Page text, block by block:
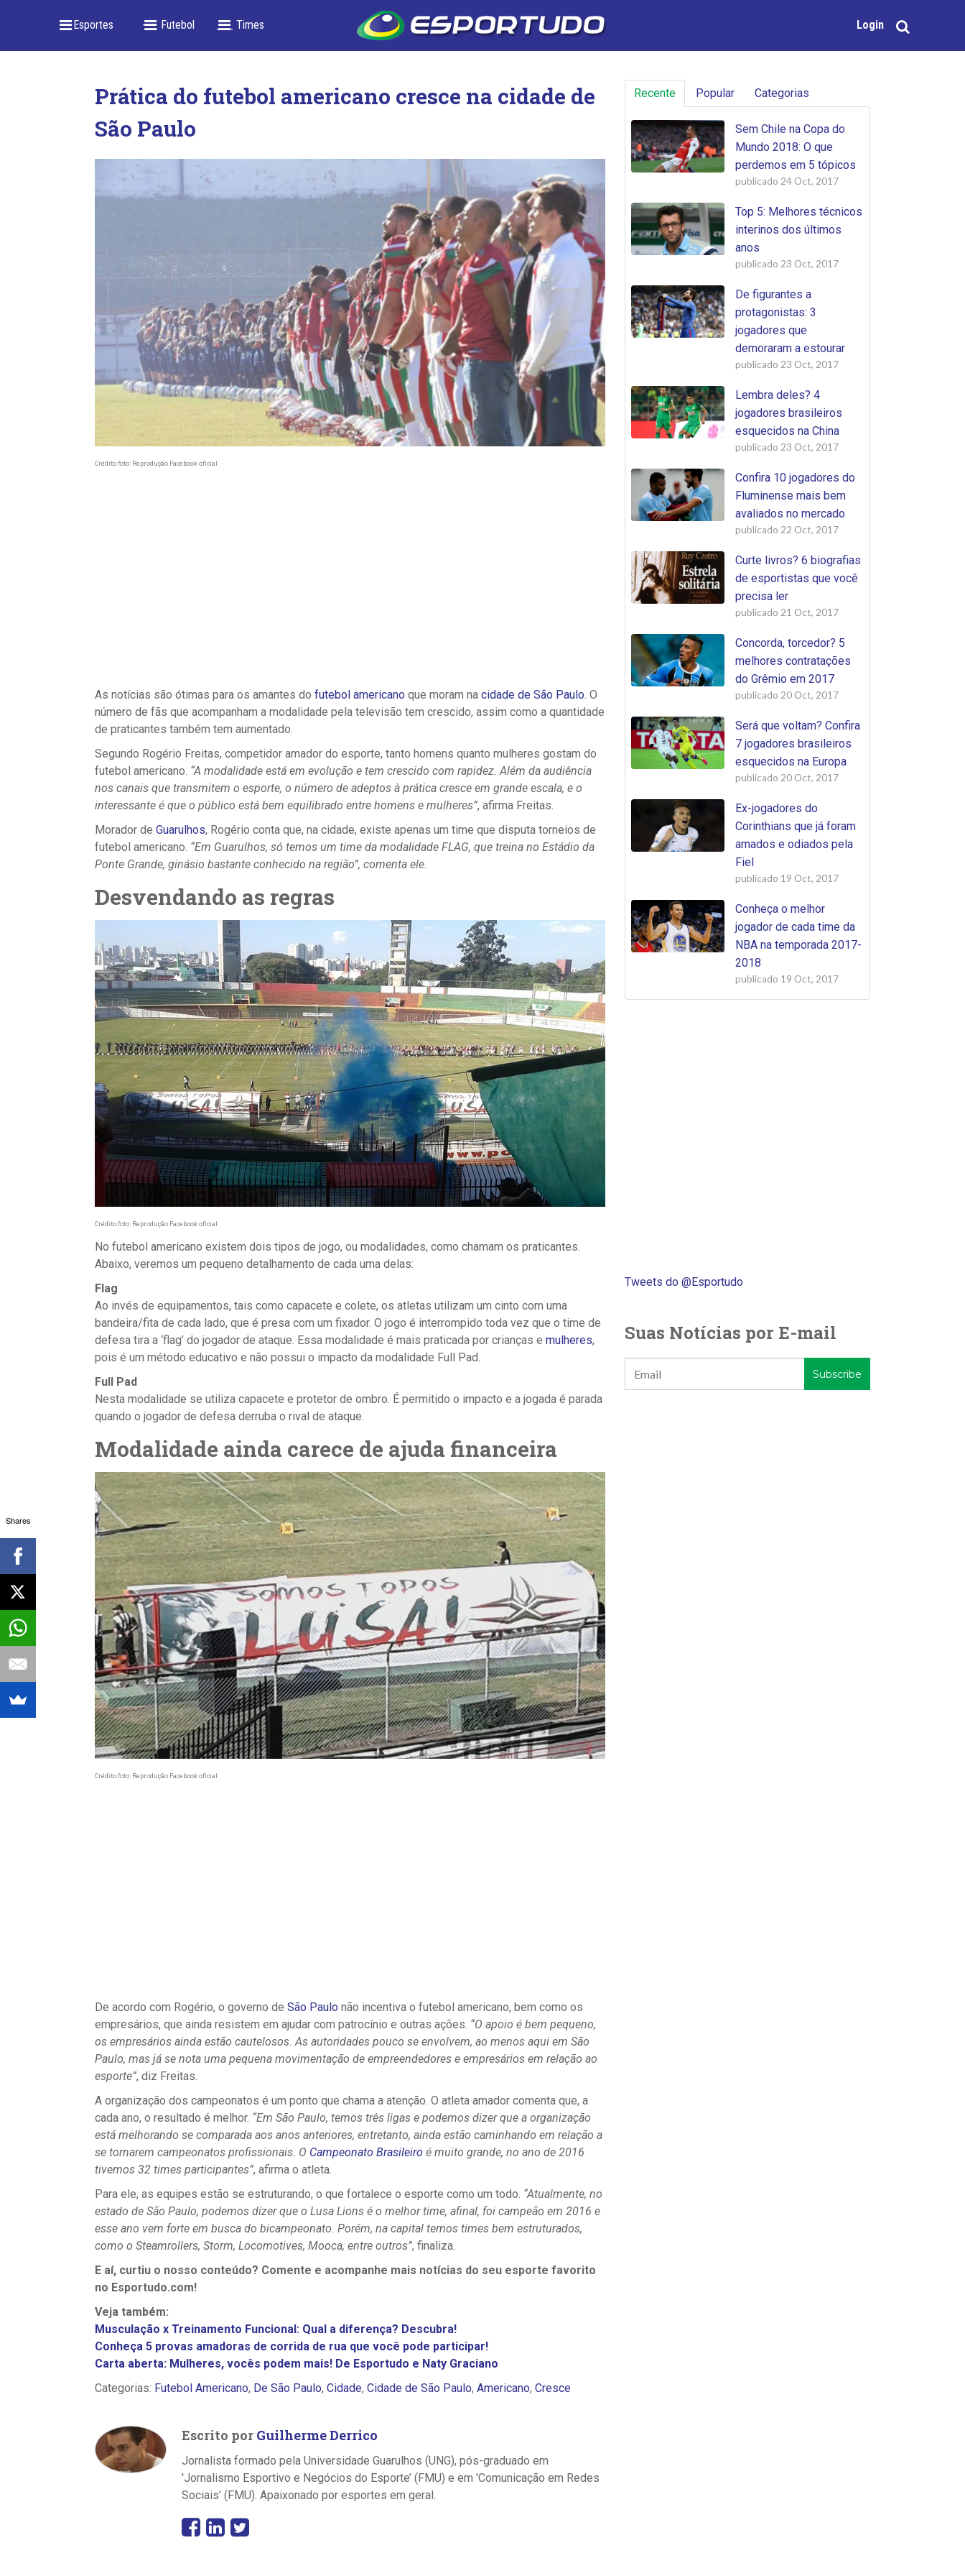
_ Esportes -- _ Futebol ___ Times Login
Prática do futebol americano cresce na cidade de
São Paulo
Crédito foto: Reprodução Facebook oficial
As notícias são ótimas para os amantes do futebol americano que moram na cidade de São Paulo . O
número de fãs que acompanham a modalidade pela televisão tem crescido, assim como a quantidade
de praticantes também tem aumentado.
Segundo Rogério Freitas, competidor amador do esporte, tanto homens quanto mulheres gostam do
futebol americano. “A modalidade está em evolução e tem crescido com rapidez. Além da audiência
nos canais que transmitem o esporte, o número de adeptos à prática cresce em grande escala, e o
interessante é que o público está bem equilibrado entre homens e mulheres”, afirma Freitas.
Morador de Guarulhos, Rogério conta que, na cidade, existe apenas um time que disputa torneios de
futebol americano. “Em Guarulhos, só temos um time da modalidade FLAG, que treina no Estádio da
Ponte Grande, ginásio bastante conhecido na região”, comenta ele.
Desvendando as regras
Crédito foto: Reprodução Facebook oficial
No futebol americano existem dois tipos de jogo, ou modalidades, como chamam os praticantes.
Abaixo, veremos um pequeno detalhamento de cada uma delas:
Flag
Ao invés de equipamentos, tais como capacete e colete, os atletas utilizam um cinto com uma
bandeira/fita de cada lado, que é presa com um fixador. O jogo é interrompido toda vez que o time de
defesa tira a ‘flag’ do jogador de ataque. Essa modalidade é mais praticada por crianças e mulheres,
pois é um método educativo e não possui o impacto da modalidade Full Pad.
Full Pad
Nesta modalidade se utiliza capacete e protetor de ombro. É permitido o impacto e a jogada é parada
quando o jogador de defesa derruba o rival de ataque.
Modalidade ainda carece de ajuda financeira
Crédito foto: Reprodução Facebook oficial
De acordo com Rogério, o governo de São Paulo não incentiva o futebol americano, bem como os
empresários, que ainda resistem em ajudar com patrocínio e outras ações. “O apoio é bem pequeno,
os empresários ainda estão cautelosos. As autoridades pouco se envolvem, ao menos aqui em São
Paulo, mas já se nota uma pequena movimentação de empreendedores e empresários em relação ao
esporte”, diz Freitas.
A organização dos campeonatos é um ponto que chama a atenção. O atleta amador comenta que, a
cada ano, o resultado é melhor. “Em São Paulo, temos três ligas e podemos dizer que a organização
está melhorando se comparada aos anos anteriores, entretanto, ainda estão caminhando em relação a
se tornarem campeonatos profissionais. O Campeonato Brasileiro é muito grande, no ano de 2016
tivemos 32 times participantes”, afirma o atleta.
Para ele, as equipes estão se estruturando, o que fortalece o esporte como um todo. “Atualmente, no
estado de São Paulo, podemos dizer que o Lusa Lions é o melhor time, afinal, foi campeão em 2016 e
esse ano vem forte em busca do bicampeonato. Porém, na capital temos times bem estruturados,
como o Steamrollers, Storm, Locomotives, Mooca, entre outros”, finaliza.
E aí, curtiu o nosso conteúdo? Comente e acompanhe mais notícias do seu esporte favorito
no Esportudo.com!
Veja também:
Musculação x Treinamento Funcional: Qual a diferença? Descubra!
Conheça 5 provas amadoras de corrida de rua que você pode participar!
Carta aberta: Mulheres, vocês podem mais! De Esportudo e Naty Graciano
Categorias: Futebol Americano, De São Paulo, Cidade, Cidade de São Paulo, Americano, Cresce
Escrito por Guilherme Derrico
Jornalista formado pela Universidade Guarulhos (UNG), pós-graduado em
'Jornalismo Esportivo e Negócios do Esporte’ (FMU) e em 'Comunicação em Redes
Sociais’ (FMU). Apaixonado por esportes em geral.
Recente Popular Categorias
Sem Chile na Copa do
Mundo 2018: O que
perdemos em 5 tópicos
publicado 24 Oct, 2017
Top 5: Melhores técnicos
interinos dos últimos
anos
publicado 23 Oct, 2017
De figurantes a
protagonistas: 3
jogadores que
demoraram a estourar
publicado 23 Oct, 2017
Lembra deles? 4
jogadores brasileiros
esquecidos na China
publicado 23 Oct, 2017
Confira 10 jogadores do
Fluminense mais bem
avaliados no mercado
publicado 22 Oct, 2017
Curte livros? 6 biografias
de esportistas que você
precisa ler
publicado 21 Oct, 2017
Concorda, torcedor? 5
melhores contratações
do Grêmio em 2017
publicado 20 Oct, 2017
Será que voltam? Confira
7 jogadores brasileiros
esquecidos na Europa
publicado 20 Oct, 2017
Ex-jogadores do
Corinthians que já foram
amados e odiados pela
Fiel
publicado 19 Oct, 2017
Conheça o melhor
jogador de cada time da
NBA na temporada 2017-
2018
publicado 19 Oct, 2017
Tweets do @Esportudo
Suas Notícias por E-mail
Shares